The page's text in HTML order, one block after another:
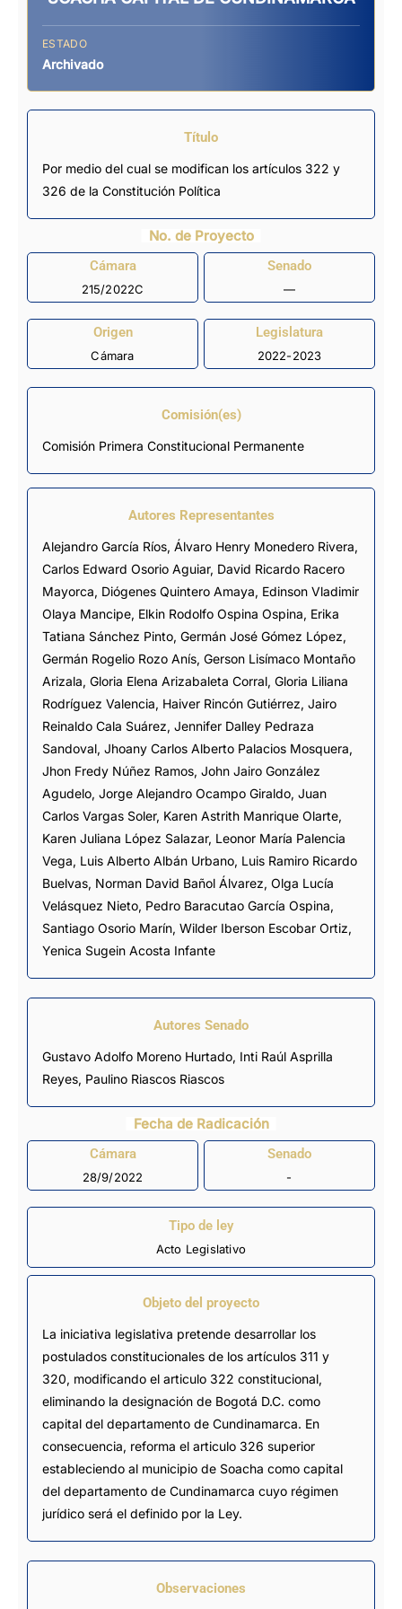
ESTADO
Archivado
Título
Por medio del cual se modifican los artículos 322 y
326 de la Constitución Política
No. de Proyecto
Cámara
215/2022C
Senado
—
Origen
Cámara
Legislatura
2022-2023
Comisión(es)
Comisión Primera Constitucional Permanente
Autores Representantes
Alejandro García Ríos, Álvaro Henry Monedero Rivera,
Carlos Edward Osorio Aguiar, David Ricardo Racero
Mayorca, Diógenes Quintero Amaya, Edinson Vladimir
Olaya Mancipe, Elkin Rodolfo Ospina Ospina, Erika
Tatiana Sánchez Pinto, Germán José Gómez López,
Germán Rogelio Rozo Anís, Gerson Lisímaco Montaño
Arizala, Gloria Elena Arizabaleta Corral, Gloria Liliana
Rodríguez Valencia, Haiver Rincón Gutiérrez, Jairo
Reinaldo Cala Suárez, Jennifer Dalley Pedraza
Sandoval, Jhoany Carlos Alberto Palacios Mosquera,
Jhon Fredy Núñez Ramos, John Jairo González
Agudelo, Jorge Alejandro Ocampo Giraldo, Juan
Carlos Vargas Soler, Karen Astrith Manrique Olarte,
Karen Juliana López Salazar, Leonor María Palencia
Vega, Luis Alberto Albán Urbano, Luis Ramiro Ricardo
Buelvas, Norman David Bañol Álvarez, Olga Lucía
Velásquez Nieto, Pedro Baracutao García Ospina,
Santiago Osorio Marín, Wilder Iberson Escobar Ortiz,
Yenica Sugein Acosta Infante
Autores Senado
Gustavo Adolfo Moreno Hurtado, Inti Raúl Asprilla
Reyes, Paulino Riascos Riascos
Fecha de Radicación
Cámara
28/9/2022
Senado
-
Tipo de ley
Acto Legislativo
Objeto del proyecto
La iniciativa legislativa pretende desarrollar los
postulados constitucionales de los artículos 311 y
320, modificando el articulo 322 constitucional,
eliminando la designación de Bogotá D.C. como
capital del departamento de Cundinamarca. En
consecuencia, reforma el articulo 326 superior
estableciendo al municipio de Soacha como capital
del departamento de Cundinamarca cuyo régimen
jurídico será el definido por la Ley.
Observaciones